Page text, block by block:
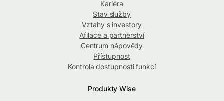
Kariéra
Stav služby
Vztahy s investory
Afilace a partnerství
Centrum nápovědy
Přístupnost
Kontrola dostupnosti funkcí
Produkty Wise